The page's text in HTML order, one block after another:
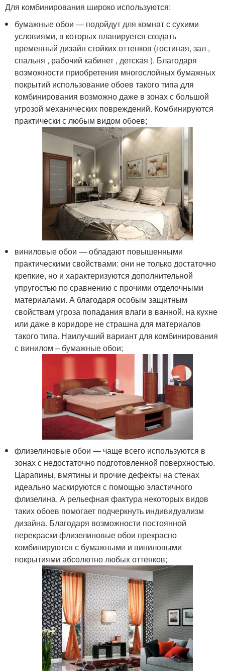
Для комбинирования широко используются:
бумажные обои — подойдут для комнат с сухими
условиями, в которых планируется создать
временный дизайн стойких оттенков (гостиная, зал ,
спальня , рабочий кабинет , детская ). Благодаря
возможности приобретения многослойных бумажных
покрытий использование обоев такого типа для
комбинирования возможно даже в зонах с большой
угрозой механических повреждений. Комбинируются
практически с любым видом обоев;
виниловые обои — обладают повышенными
практическими свойствами: они не только достаточно
крепкие, но и характеризуются дополнительной
упругостью по сравнению с прочими отделочными
материалами. А благодаря особым защитным
свойствам угроза попадания влаги в ванной, на кухне
или даже в коридоре не страшна для материалов
такого типа. Наилучший вариант для комбинирования
с винилом – бумажные обои;
флизелиновые обои — чаще всего используются в
зонах с недостаточно подготовленной поверхностью.
Царапины, вмятины и прочие дефекты на стенах
идеально маскируются с помощью эластичного
флизелина. А рельефная фактура некоторых видов
таких обоев помогает подчеркнуть индивидуализм
дизайна. Благодаря возможности постоянной
перекраски флизелиновые обои прекрасно
комбинируются с бумажными и виниловыми
покрытиями абсолютно любых оттенков;